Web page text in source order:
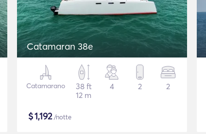
Catamaran 38e
Catamarano
38 ft
12 m
4 2 2
$1,192/notte